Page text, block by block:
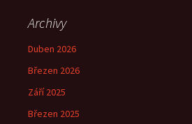
Archivy
Duben 2026
Březen 2026
Září 2025
Březen 2025